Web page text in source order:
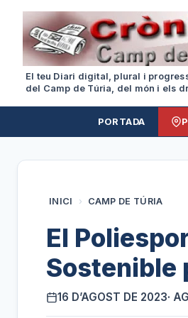
El teu Diari digital, plural i
del Camp de Túria, del món i els
PORTADA
INICI › CAMP DE TÚRIA
El
Sostenible
16 D’AGOST DE 2023·